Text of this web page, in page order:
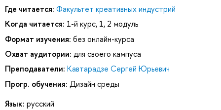
Где читается: Факультет креативных индустрий
Когда читается: 1-й курс, 1, 2 модуль
Формат изучения: без онлайн-курса
Охват аудитории: для своего кампуса
Преподаватели: Кавтарадзе Сергей Юрьевич
Прогр. обучения: Дизайн среды
Язык: русский